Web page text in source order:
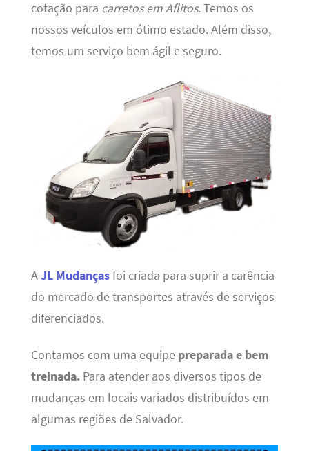
cotação para carretos em Aflitos. Temos os
nossos veículos em ótimo estado. Além disso,
temos um serviço bem ágil e seguro.
AJL Mudançasfoi criada para suprir a carência
do mercado de transportes através de serviços
diferenciados.
Contamos com uma equipe preparada e bem
treinada.Para atender aos diversos tipos de
mudanças em locais variados distribuídos em
algumas regiões de Salvador.